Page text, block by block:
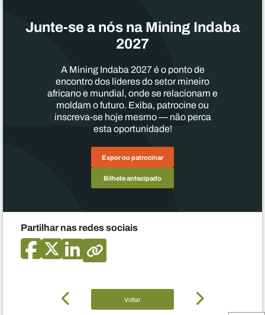
Junte-se a nós na Mining Indaba
2027
A Mining Indaba 2027 é o ponto de
encontro dos líderes do setor mineiro
africano e mundial, onde se relacionam e
moldam o futuro. Exiba, patrocine ou
inscreva-se hoje mesmo — não perca
esta oportunidade!
Expor ou patrocinar
Bilhete antecipado
Partilhar nas redes sociais
Voltar